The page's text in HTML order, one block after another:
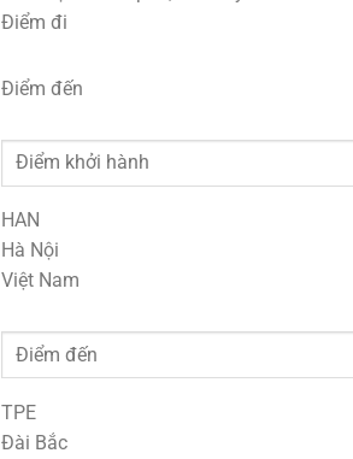
Điểm đi
Điểm đến
HAN
Hà Nội
Việt Nam
TPE
Đài Bắc